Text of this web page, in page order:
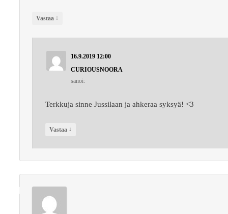
Vastaa ↓
16.9.2019 12:00
CURIOUSNOORA
sanoi:
Terkkuja sinne Jussilaan ja ahkeraa syksyä! <3
Vastaa ↓